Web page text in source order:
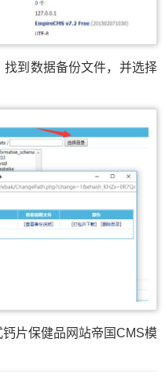
到数据备份文件，并选择
片保健品网站帝国CMS模